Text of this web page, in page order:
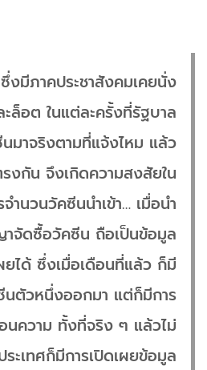
มีภาคประชาสังคมเคยนั่ง
ล็อต ในแต่ละครั้งที่รัฐบาล
มาจริงตามที่แจ้งไหม แล้ว
งกัน จึงเกิดความสงสัยใน
ำนวนวัคซีนนำเข้า… เมื่อนำ
จัดซื้อวัคซีน ถือเป็นข้อมูล
ยได้ ซึ่งเมื่อเดือนที่แล้ว ก็มี
ตัวหนึ่งออกมา แต่ก็มีการ
ความ ทั้งที่จริง ๆ แล้วไม่
ะเทศก็มีการเปิดเผยข้อมูล